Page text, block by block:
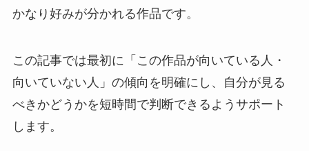
かなり好みが分かれる作品です。
この記事では最初に「この作品が向いている人・
向いていない人」の傾向を明確にし、自分が見る
べきかどうかを短時間で判断できるようサポート
します。